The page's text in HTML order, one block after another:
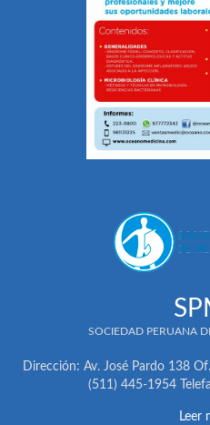
SOCIEDAD PERUANA
Dirección: Av. José Pardo 138
(511) 445-1954
Leer